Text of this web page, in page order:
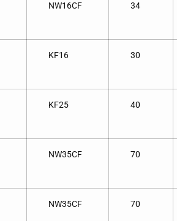
NW16CF 34
KF16 30
KF25 40
NW35CF 70
NW35CF 70